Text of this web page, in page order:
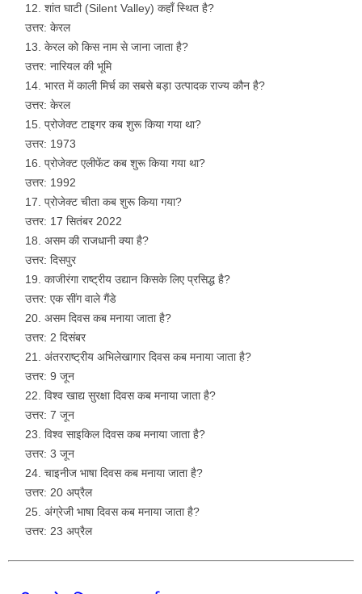
शांत घाटी (Silent Valley) कहाँ स्थित है?
उत्तर: केरल
केरल को किस नाम से जाना जाता है?
उत्तर: नारियल की भूमि
भारत में काली मिर्च का सबसे बड़ा उत्पादक राज्य कौन है?
उत्तर: केरल
प्रोजेक्ट टाइगर कब शुरू किया गया था?
उत्तर: 1973
प्रोजेक्ट एलीफेंट कब शुरू किया गया था?
उत्तर: 1992
प्रोजेक्ट चीता कब शुरू किया गया?
उत्तर: 17 सितंबर 2022
असम की राजधानी क्या है?
उत्तर: दिसपुर
काजीरंगा राष्ट्रीय उद्यान किसके लिए प्रसिद्ध है?
उत्तर: एक सींग वाले गैंडे
असम दिवस कब मनाया जाता है?
उत्तर: 2 दिसंबर
अंतरराष्ट्रीय अभिलेखागार दिवस कब मनाया जाता है?
उत्तर: 9 जून
विश्व खाद्य सुरक्षा दिवस कब मनाया जाता है?
उत्तर: 7 जून
विश्व साइकिल दिवस कब मनाया जाता है?
उत्तर: 3 जून
चाइनीज भाषा दिवस कब मनाया जाता है?
उत्तर: 20 अप्रैल
अंग्रेजी भाषा दिवस कब मनाया जाता है?
उत्तर: 23 अप्रैल